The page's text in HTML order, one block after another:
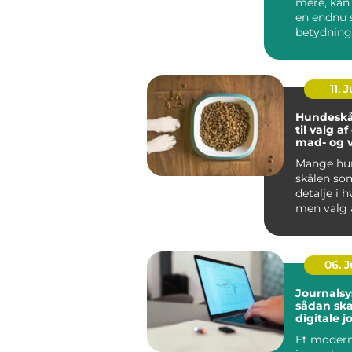
en endnu
be...
11.
til valg af
mad- og
Mange
skålen
detalje i
men valg
06.
sådan
digitale
Et